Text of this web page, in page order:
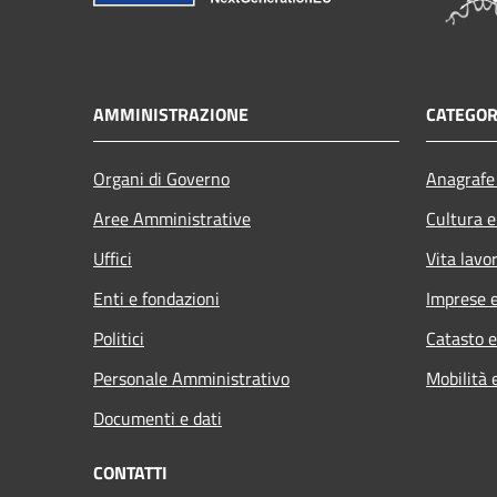
AMMINISTRAZIONE
Organi di Governo
Aree Amministrative
Uffici
Enti e fondazioni
Politici
Personale Amministrativo
Documenti e dati
Cultura
Vita
Imprese
Catasto
Mobilità
CONTATTI